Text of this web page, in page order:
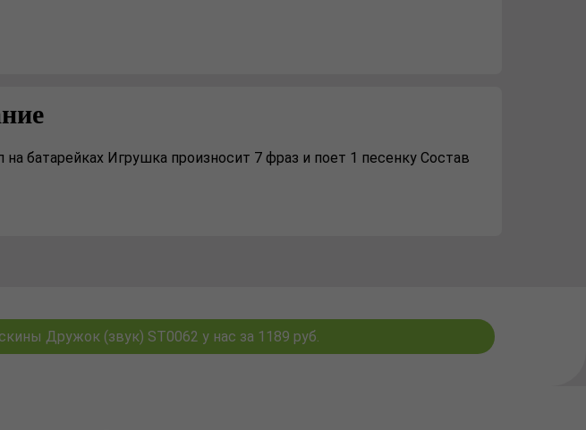
батарейках Игрушка произносит 7 фраз и поет 1 песенку Состав
Дружок (звук) ST0062 у нас за 1189 руб.